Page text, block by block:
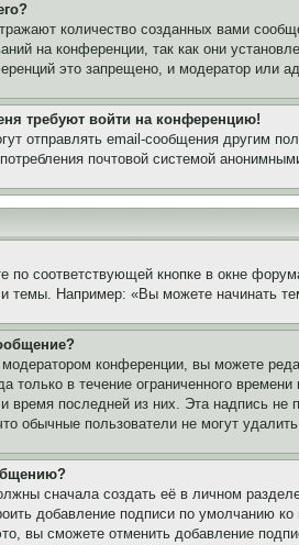
количество созданных вами
на конференции, так как они
это запрещено, и модератор или
требуют войти на конференцию!
отправлять email-сообщения другим
почтовой системой
соответствующей кнопке в окне
темы. Например: «Вы можете начинать
конференции, вы можете
только в течение ограниченного
время последней из них. Эта надпись
обычные пользователи не могут
сначала создать её в личном
добавление подписи по умолчанию
вы сможете отменить добавление